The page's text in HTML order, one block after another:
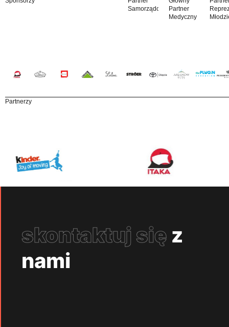
Samorządowy
Partner
Medyczny
Partnerzy
skontaktuj się z
nami